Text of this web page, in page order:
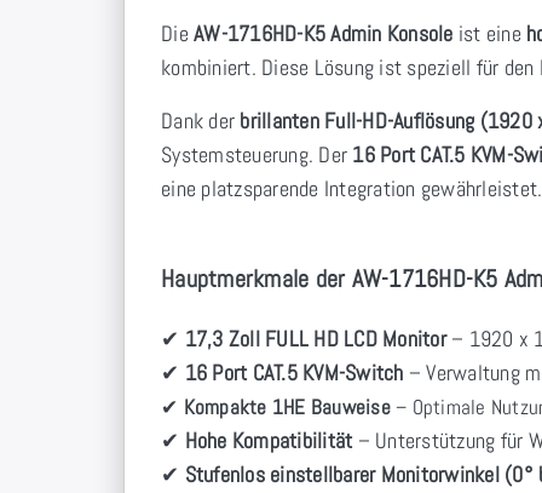
Die AW-1716HD-K5 Admin Konsole ist eine
kombiniert. Diese Lösung ist speziell für
Dank der brillanten Full-HD-Auflösung
Systemsteuerung. Der 16 Port CAT.5 KVM-
eine platzsparende Integration gewährleistet.
Hauptmerkmale der AW-1716HD-K5
✔ 17,3 Zoll FULL HD LCD Monitor– 1920 x
✔ 16 Port CAT.5 KVM-Switch – Verwaltung
✔ Kompakte 1HE Bauweise– Optimale
✔ Hohe Kompatibilität – Unterstützung für
✔ Stufenlos einstellbarer Monitorwinkel (0°